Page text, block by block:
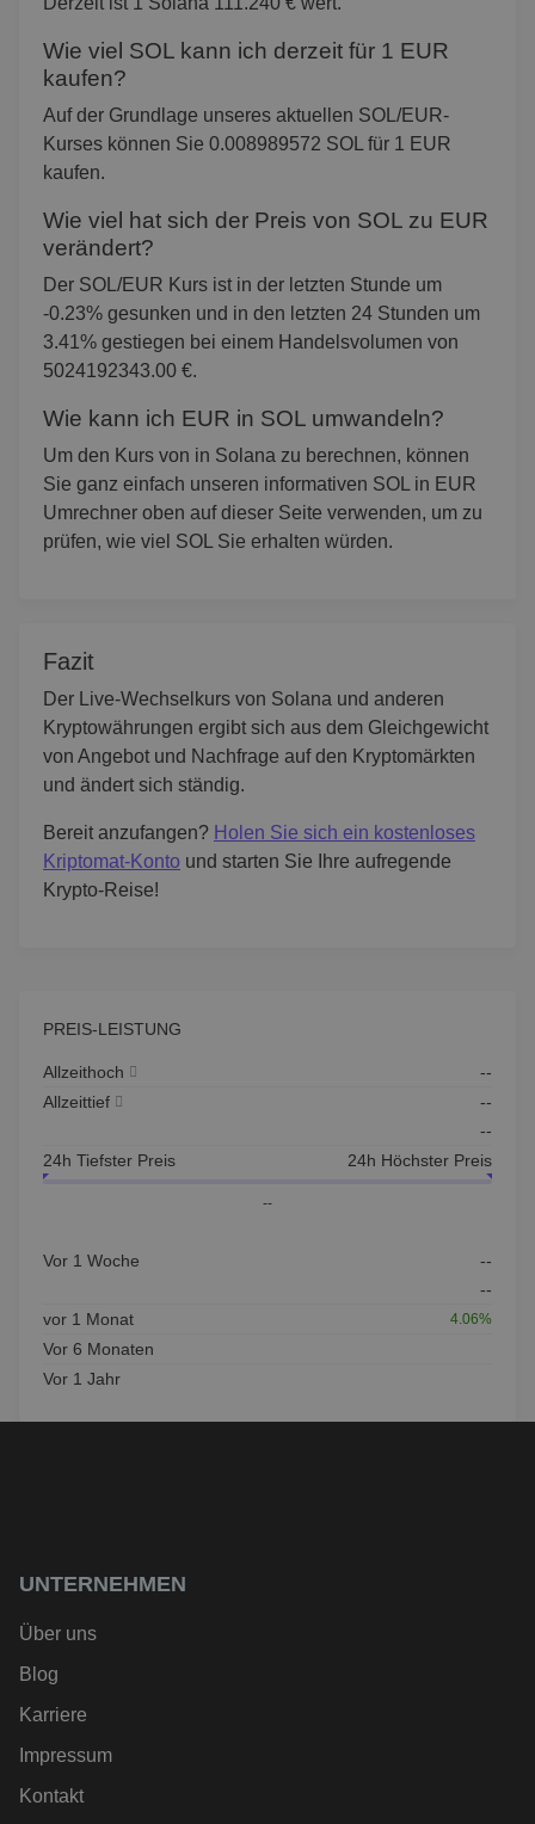
Wie viel SOL kann ich derzeit für 1 EUR
kaufen?
Auf der Grundlage unseres aktuellen SOL/EUR-
Kurses können Sie 0.008989572 SOL für 1 EUR
kaufen.
Wie viel hat sich der Preis von SOL zu EUR
verändert?
Der SOL/EUR Kurs ist in der letzten Stunde um
-0.23% gesunken und in den letzten 24 Stunden um
3.41% gestiegen bei einem Handelsvolumen von
5024192343.00 €.
Wie kann ich EUR in SOL umwandeln?
Um den Kurs von in Solana zu berechnen, können
Sie ganz einfach unseren informativen SOL in EUR
Umrechner oben auf dieser Seite verwenden, um zu
prüfen, wie viel SOL Sie erhalten würden.
Fazit
Der Live-Wechselkurs von Solana und anderen
Kryptowährungen ergibt sich aus dem Gleichgewicht
von Angebot und Nachfrage auf den Kryptomärkten
und ändert sich ständig.
Bereit anzufangen? Holen Sie sich ein kostenloses
Kriptomat-Konto und starten Sie Ihre aufregende
Krypto-Reise!
PREIS-LEISTUNG
Allzeithoch
--
Allzeittief
--
--
24h Tiefster Preis
24h Höchster Preis
--
Vor 1 Woche
--
--
vor 1 Monat
4.06%
Vor 6 Monaten
Vor 1 Jahr
UNTERNEHMEN
Über uns
Blog
Karriere
Impressum
Kontakt